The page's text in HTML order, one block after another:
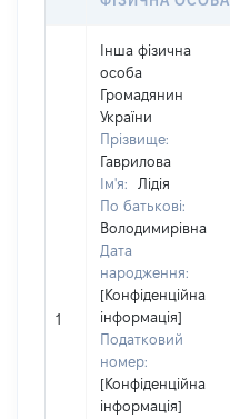
1
Інша фізична
особа
Громадянин
України
Прізвище:
Гаврилова
Ім'я:
Лідія
По батькові:
Володимирівна
Дата
народження:
[Конфіденційна
інформація]
Податковий
номер:
[Конфіденційна
інформація]